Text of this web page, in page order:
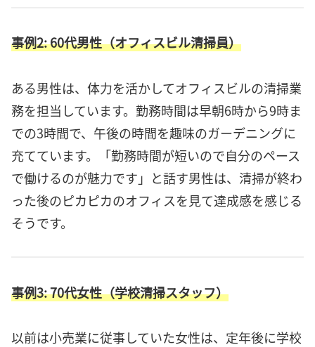
事例2: 60代男性（オフィスビル清掃員）
ある男性は、体力を活かしてオフィスビルの清掃業
務を担当しています。勤務時間は早朝6時から9時ま
での3時間で、午後の時間を趣味のガーデニングに
充てています。「勤務時間が短いので自分のペース
で働けるのが魅力です」と話す男性は、清掃が終わ
った後のピカピカのオフィスを見て達成感を感じる
そうです。
事例3: 70代女性（学校清掃スタッフ）
以前は小売業に従事していた女性は、定年後に学校